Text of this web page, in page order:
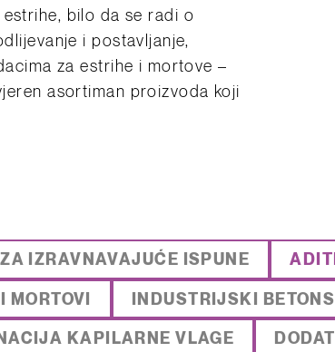
bilo da se radi o
i postavljanje,
za estrihe i mortove –
asortiman proizvoda koji
IZRAVNAVAJUĆE ISPUNE
MORTOVI INDUSTRIJSKI
KAPILARNE VLAGE